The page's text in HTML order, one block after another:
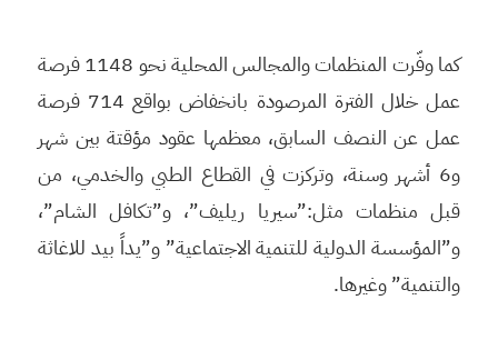
كما وفّرت المنظمات والمجالس المحلية نحو 1148 فرصة
عمل خلال الفترة المرصودة بانخفاض بواقع 714 فرصة
عمل عن النصف السابق، معظمها عقود مؤقتة بين شهر
و6 أشهر وسنة، وتركزت في القطاع الطبي والخدمي، من
قبل منظمات مثل:”سيريا ريليف”، و”تكافل الشام”،
و”المؤسسة الدولية للتنمية الاجتماعية” و”يداً بيد للاغاثة
والتنمية” وغيرها.